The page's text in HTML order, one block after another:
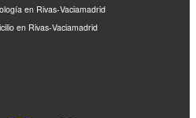
en Rivas-Vaciamadrid
en Rivas-Vaciamadrid